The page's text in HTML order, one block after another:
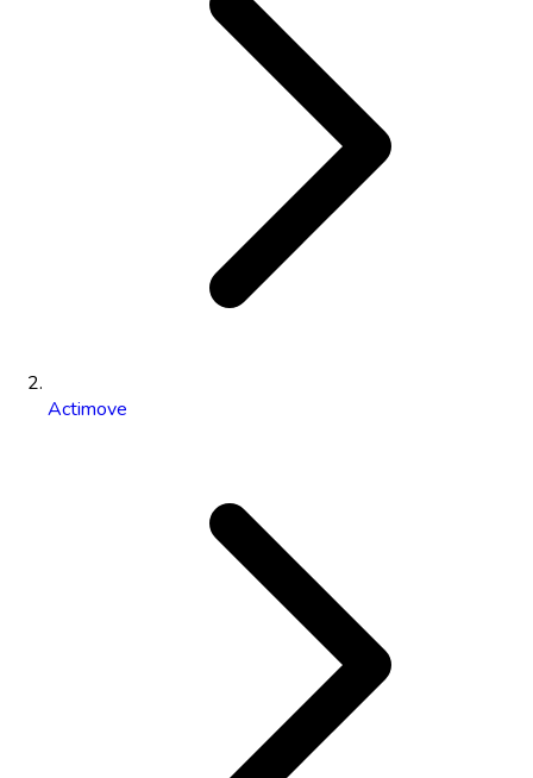
Actimove